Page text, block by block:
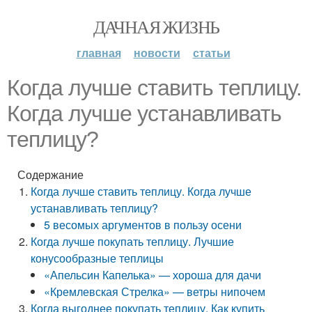
ДАЧНАЯ ЖИЗНЬ
главная новости статьи
Когда лучше ставить теплицу.
Когда лучше устанавливать
теплицу?
Содержание
Когда лучше ставить теплицу. Когда лучше
устанавливать теплицу?
5 весомых аргументов в пользу осени
Когда лучше покупать теплицу. Лучшие
конусообразные теплицы
«Апельсин Капелька» — хороша для дачи
«Кремлевская Стрелка» — ветры нипочем
Когда выгоднее покупать теплицу. Как купить